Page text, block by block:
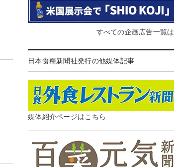
すべての企画広告一覧
日本食糧新聞社発行の他媒体記事
媒体紹介ページはこちら